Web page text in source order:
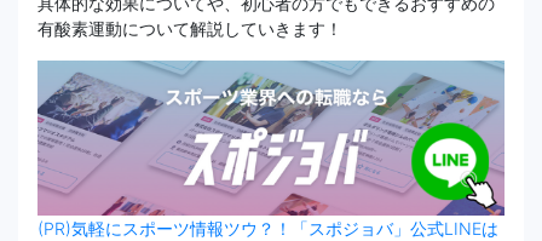
有酸素運動について解説していきます！
(PR)気軽にスポーツ情報ツウ？！「スポジョバ」公式LINEは